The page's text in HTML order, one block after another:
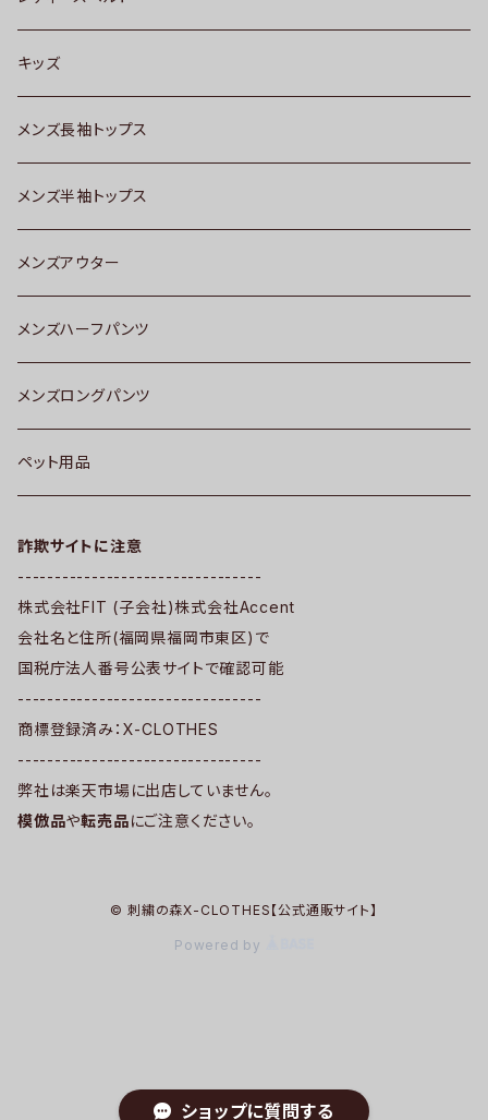
ショップに質問する
キッズ
メンズ長袖トップス
メンズ半袖トップス
メンズアウター
メンズハーフパンツ
メンズロングパンツ
ペット用品
詐欺サイトに注意
---------------------------------
株式会社FIT (子会社)株式会社Accent
会社名と住所(福岡県福岡市東区)で
国税庁法人番号公表サイトで確認可能
---------------------------------
商標登録済み：X-CLOTHES
---------------------------------
弊社は楽天市場に出店していません。
模倣品や転売品にご注意ください。
© 刺繍の森X-CLOTHES【公式通販サイト】
Powered by